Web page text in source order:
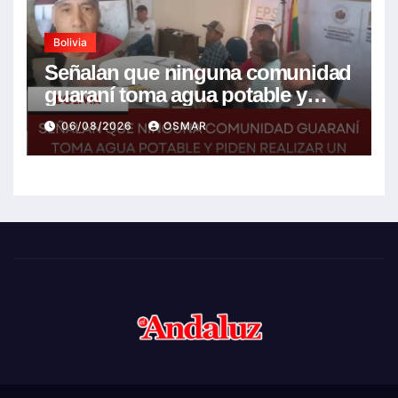
Bolivia
Señalan que ninguna comunidad
guaraní toma agua potable y
piden realizar un Foro para
resolver la problemática
06/08/2026 OSMAR